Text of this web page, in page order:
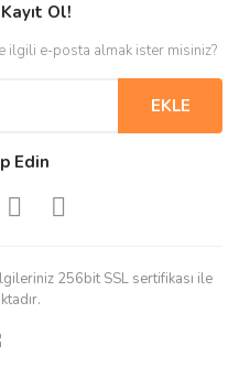
Ol!
ilgili e-posta almak ister misiniz?
EKLE
Edin
256bit SSL sertifikası ile